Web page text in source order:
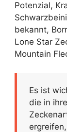
Potenzial,
bekannt,
Lone Star
Mountain
Es ist
die in